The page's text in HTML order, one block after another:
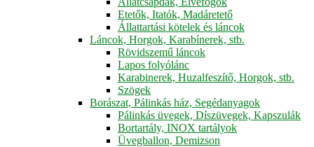
Etetők, Itatók, Madáretető
Állattartási kötelek és láncok
Láncok, Horgok, Karabínerek, stb.
Rövidszemű láncok
Lapos folyólánc
Karabinerek, Huzalfeszítő, Horgok, stb.
Szögek
Borászat, Pálinkás ház, Segédanyagok
Pálinkás üvegek, Díszüvegek, Kapszulák
Bortartály, INOX tartályok
Üvegballon, Demizson